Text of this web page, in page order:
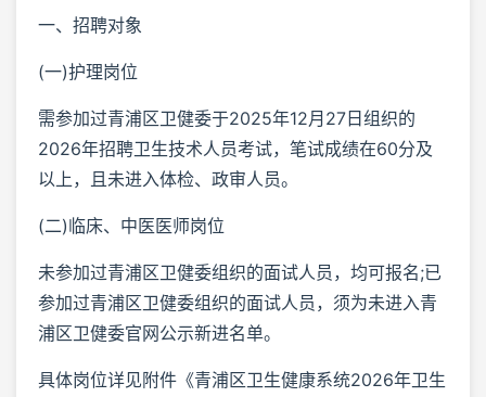
一、招聘对象
(一)护理岗位
需参加过青浦区卫健委于2025年12月27日组织的
2026年招聘卫生技术人员考试，笔试成绩在60分及
以上，且未进入体检、政审人员。
(二)临床、中医医师岗位
未参加过青浦区卫健委组织的面试人员，均可报名;已
参加过青浦区卫健委组织的面试人员，须为未进入青
浦区卫健委官网公示新进名单。
具体岗位详见附件《青浦区卫生健康系统2026年卫生